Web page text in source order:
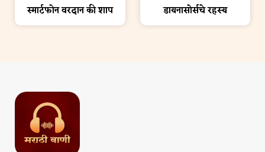
स्मार्टफोन वरदान की शाप डायनासोर्सचे रहस्य